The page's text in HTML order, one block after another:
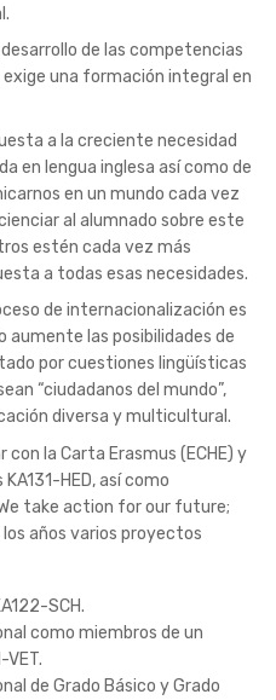
de las competencias
una formación integral en
a la creciente necesidad
en lengua inglesa así como de
en un mundo cada vez
al alumnado sobre este
estén cada vez más
a todas esas necesidades.
de internacionalización es
aumente las posibilidades de
por cuestiones lingüísticas
“ciudadanos del mundo”,
diversa y multicultural.
la Carta Erasmus (ECHE) y
HED, así como
take action for our future;
los años varios proyectos
SCH.
como miembros de un
VET.
de Grado Básico y Grado